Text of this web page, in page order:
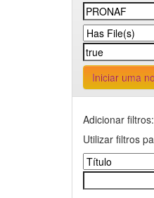
Iniciar uma
Adicionar filtros:
Utilizar filtros